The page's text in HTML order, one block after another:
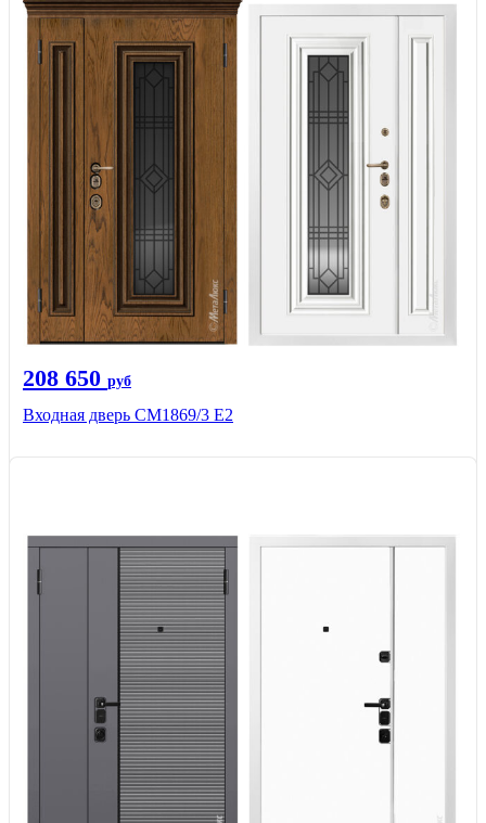
208 650 руб
Входная дверь СМ1869/3 Е2